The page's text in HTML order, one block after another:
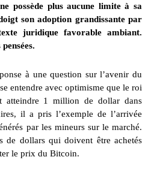
possède plus aucune limite à sa
son adoption grandissante par
juridique favorable ambiant.
à une question sur l’avenir du
entendre avec optimisme que le roi
atteindre 1 million de dollar dans
il a pris l’exemple de l’arrivée
par les mineurs sur le marché.
de dollars qui doivent être achetés
le prix du Bitcoin.